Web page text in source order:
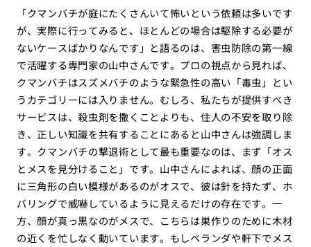
「クマンバチが庭にたくさんいて怖いという依頼は多いです
が、実際に行ってみると、ほとんどの場合は駆除する必要が
ないケースばかりなんです」と語るのは、害虫防除の第一線
で活躍する専門家の山中さんです。プロの視点から見れば、
クマンバチはスズメバチのような緊急性の高い「毒虫」とい
うカテゴリーには入りません。むしろ、私たちが提供すべき
サービスは、殺虫剤を撒くことよりも、住人の不安を取り除
き、正しい知識を共有することにあると山中さんは強調しま
す。クマンバチの撃退術として最も重要なのは、まず「オス
とメスを見分けること」です。山中さんによれば、顔の正面
に三角形の白い模様があるのがオスで、彼は針を持たず、ホ
バリングで威嚇しているように見えるだけの存在です。一
方、顔が真っ黒なのがメスで、こちらは巣作りのために木材
の近くを忙しなく動いています。もしベランダや軒下でメス